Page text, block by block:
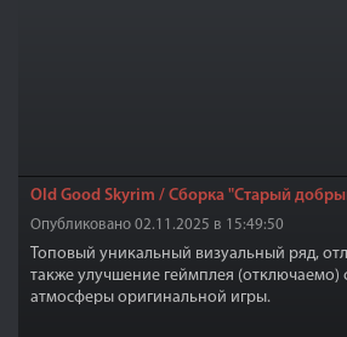
Old Good Skyrim / Сборка "Старый
Опубликовано 02.11.2025 в 15:49:50
Топовый уникальный визуальный ряд,
также улучшение геймплея (отключаемо)
атмосферы оригинальной игры.